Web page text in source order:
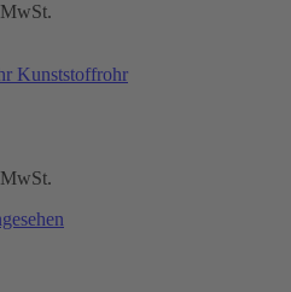
Kunststoffrohr